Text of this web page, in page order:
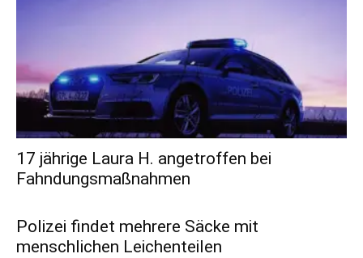
17 jährige Laura H. angetroffen bei
Fahndungsmaßnahmen
Polizei findet mehrere Säcke mit
menschlichen Leichenteilen